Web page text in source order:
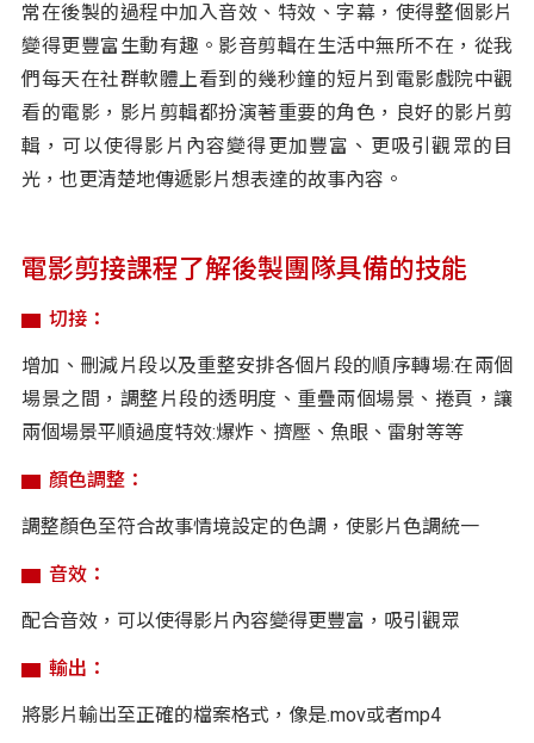
常在後製的過程中加入音效、特效、字幕，使得整個影片
變得更豐富生動有趣。影音剪輯在生活中無所不在，從我
們每天在社群軟體上看到的幾秒鐘的短片到電影戲院中觀
看的電影，影片剪輯都扮演著重要的角色，良好的影片剪
輯，可以使得影片內容變得更加豐富、更吸引觀眾的目
光，也更清楚地傳遞影片想表達的故事內容。
電影剪接課程了解後製團隊具備的技能
切接：
增加、刪減片段以及重整安排各個片段的順序轉場:在兩個
場景之間，調整片段的透明度、重疊兩個場景、捲頁，讓
兩個場景平順過度特效:爆炸、擠壓、魚眼、雷射等等
顏色調整：
調整顏色至符合故事情境設定的色調，使影片色調統一
音效：
配合音效，可以使得影片內容變得更豐富，吸引觀眾
輸出：
將影片輸出至正確的檔案格式，像是.mov或者mp4